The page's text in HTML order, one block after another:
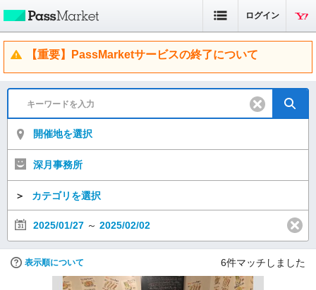
ログイン
【重要】PassMarketサービスの終了について
開催地を選択
深月事務所
＞ カテゴリを選択
2025/01/27 ～ 2025/02/02
表示順について 6件マッチしました